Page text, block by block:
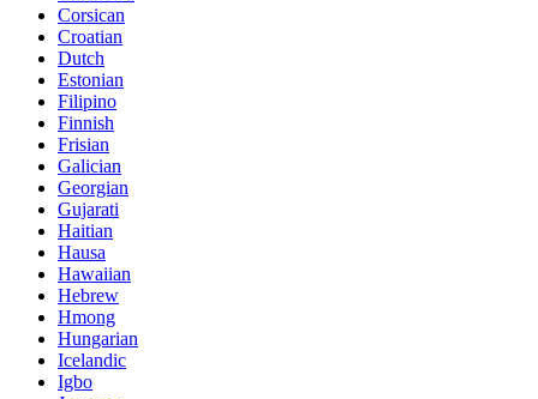
Corsican
Croatian
Dutch
Estonian
Filipino
Finnish
Frisian
Galician
Georgian
Gujarati
Haitian
Hausa
Hawaiian
Hebrew
Hmong
Hungarian
Icelandic
Igbo